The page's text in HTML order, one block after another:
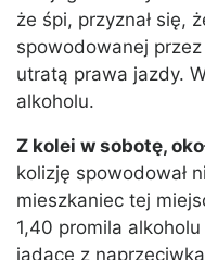
że śpi, przyznał się,
spowodowanej
utratą prawa jazdy.
alkoholu.
Z kolei w sobotę,
kolizję spowodował
mieszkaniec tej
1,40 promila
jadące z